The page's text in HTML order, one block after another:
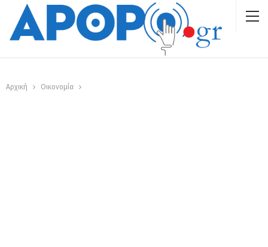
Αρχική Οικονομία